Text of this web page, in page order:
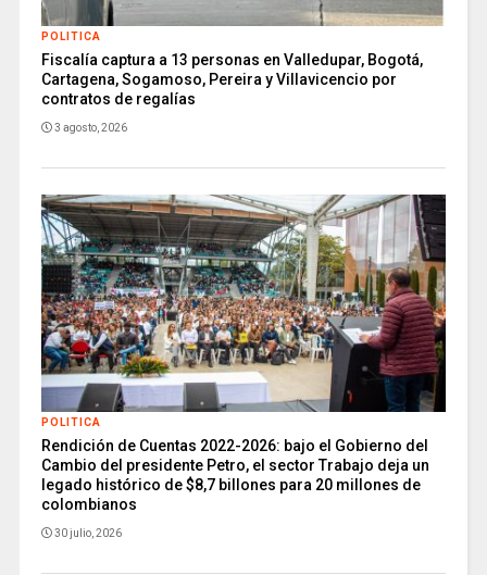
POLITICA
Fiscalía captura a 13 personas en Valledupar, Bogotá,
Cartagena, Sogamoso, Pereira y Villavicencio por
contratos de regalías
3 agosto, 2026
POLITICA
Rendición de Cuentas 2022-2026: bajo el Gobierno del
Cambio del presidente Petro, el sector Trabajo deja un
legado histórico de $8,7 billones para 20 millones de
colombianos
30 julio, 2026